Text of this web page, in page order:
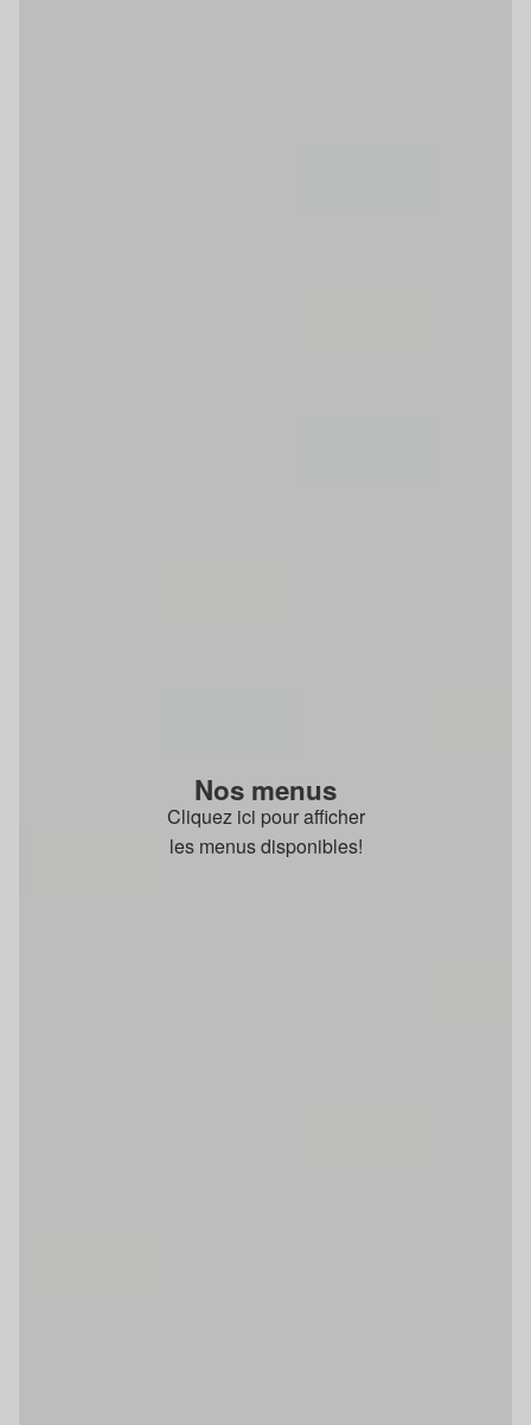
Nos menus
Cliquez ici pour afficher
les menus disponibles!